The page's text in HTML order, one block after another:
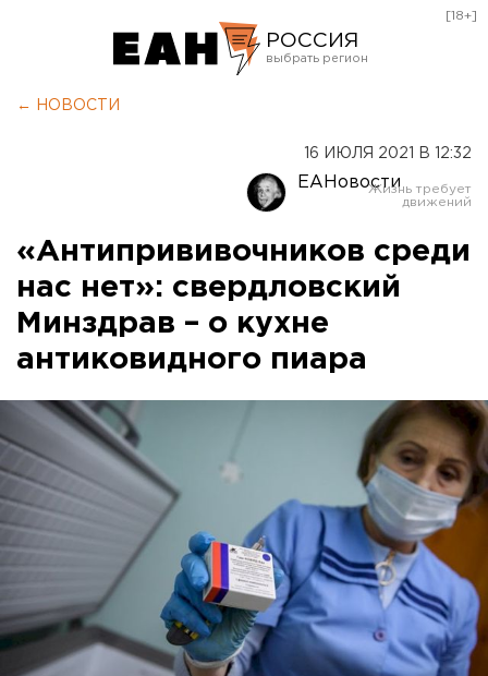
РОССИЯ
Оренбург
[18+]
← НОВОСТИ
16 ИЮЛЯ 2021 В 12:32
ЕАНовости
«Антипрививочников среди
нас нет»: свердловский
Минздрав – о кухне
антиковидного пиара